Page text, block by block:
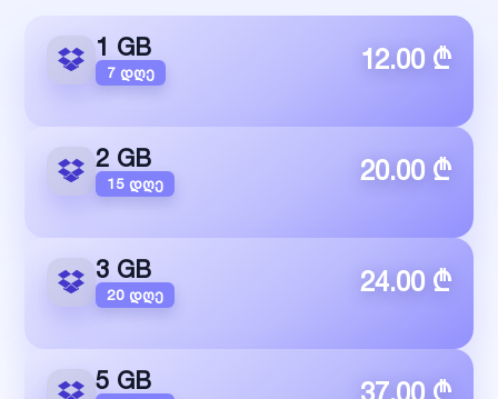
1 GB
7 დღე 12.00 ₾
2 GB
15 დღე 20.00 ₾
3 GB
20 დღე 24.00 ₾
5 GB